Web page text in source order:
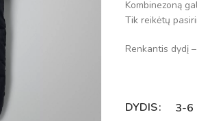
Kombinezoną
Tik reikėtų
Renkantis dydį
DYDIS 3-6
Alternative: